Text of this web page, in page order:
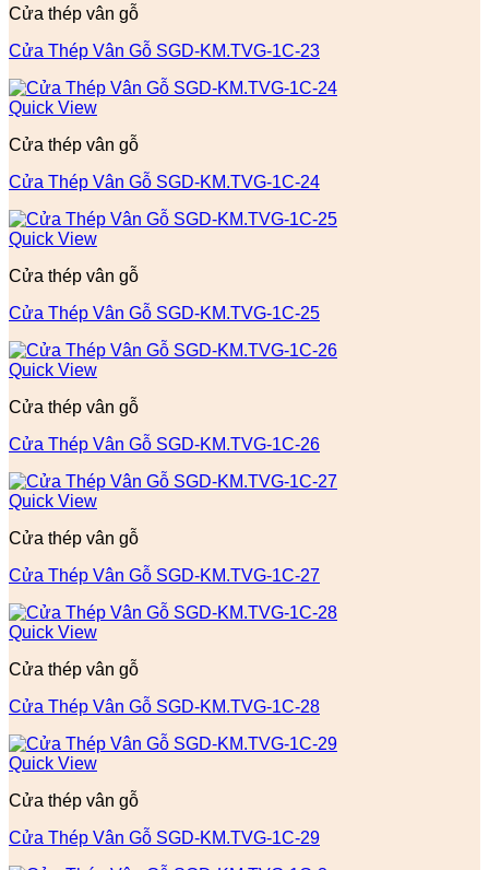
Cửa thép vân gỗ
Cửa Thép Vân Gỗ SGD-KM.TVG-1C-23
Quick View
Cửa thép vân gỗ
Cửa Thép Vân Gỗ SGD-KM.TVG-1C-24
Quick View
Cửa thép vân gỗ
Cửa Thép Vân Gỗ SGD-KM.TVG-1C-25
Quick View
Cửa thép vân gỗ
Cửa Thép Vân Gỗ SGD-KM.TVG-1C-26
Quick View
Cửa thép vân gỗ
Cửa Thép Vân Gỗ SGD-KM.TVG-1C-27
Quick View
Cửa thép vân gỗ
Cửa Thép Vân Gỗ SGD-KM.TVG-1C-28
Quick View
Cửa thép vân gỗ
Cửa Thép Vân Gỗ SGD-KM.TVG-1C-29